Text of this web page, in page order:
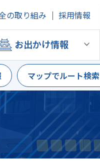
の取り組み 採用情報
お出かけ情報
マップでルート検索